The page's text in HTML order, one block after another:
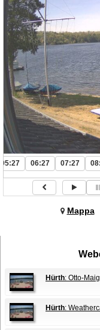
05:27 06:27 07:27
Mappa
Hürth: Otto-
Hürth: